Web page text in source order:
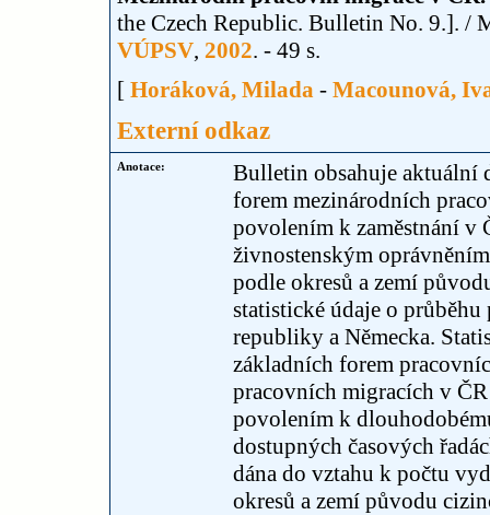
the Czech Republic. Bulletin No. 9.]. /
VÚPSV, 2002. - 49 s.
[ Horáková, Milada - Macounová,
Externí odkaz
Anotace:
Bulletin obsahuje aktuální
forem mezinárodních
povolením k zaměstnání v
živnostenským
podle okresů a zemí
statistické údaje o
republiky a Německa.
základních forem
pracovních migracích v
povolením k
dostupných časových
dána do vztahu k počtu
okresů a zemí původu